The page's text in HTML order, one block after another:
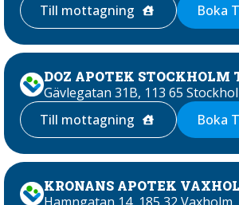
Till mottagning
Boka
DOZ APOTEK STOCKHOLM
Gävlegatan 31B, 113 65
Till mottagning
Boka
KRONANS APOTEK